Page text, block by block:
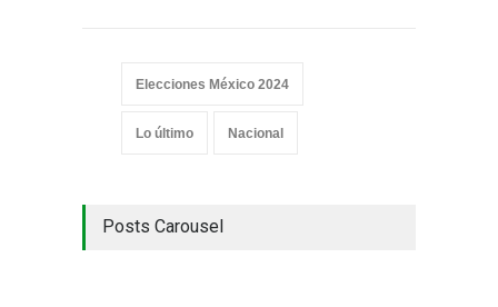
Elecciones México 2024
Lo último Nacional
Posts Carousel